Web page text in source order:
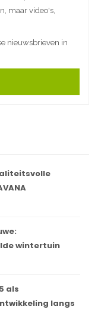
maar video's,
nieuwsbrieven in
wintertuin
als
langs